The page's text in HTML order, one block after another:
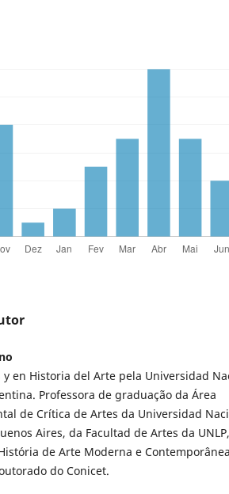
y en Historia del Arte pela Universidad
Professora de graduação da Área
de Crítica de Artes da Universidad
Aires, da Facultad de Artes da
de Arte Moderna e
do Conicet.